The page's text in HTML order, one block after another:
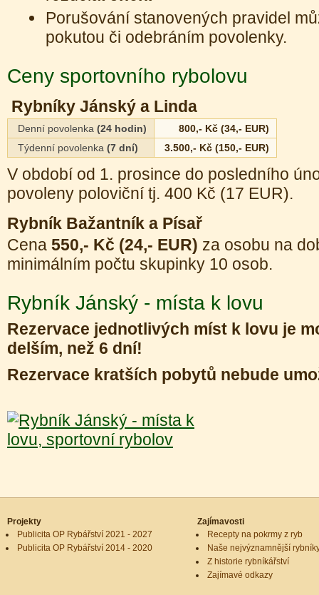
Porušování stanovených pravidel
pokutou či odebráním povolenky.
Ceny sportovního rybolovu
Rybníky Jánský a Linda
Denní povolenka (24 hodin)
800,- Kč (34,- EUR)
Týdenní povolenka (7 dní) 3.500,- Kč (150,- EUR)
V období od 1. prosince do posledního
povoleny poloviční tj. 400 Kč (17 EUR).
Rybník Bažantník a Písař
Cena 550,- Kč (24,- EUR) za osobu na
minimálním počtu skupinky 10 osob.
Rybník Jánský - místa k lovu
Rezervace jednotlivých míst k lovu je
delším, než 6 dní!
Rezervace kratších pobytů nebude
Projekty
Publicita OP Rybářství 2021 - 2027
Publicita OP Rybářství 2014 - 2020
Zajímavosti
Recepty na pokrmy z ryb
Naše nejvýznamnější
Z historie rybníkářství
Zajímavé odkazy